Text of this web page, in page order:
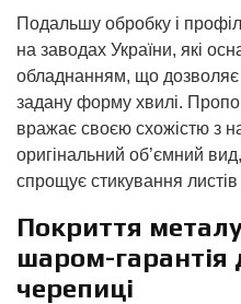
Подальшу обробку і
на заводах України, які
обладнанням, що дозволяє
задану форму хвилі.
вражає своєю схожістю з
оригінальний об’ємний
спрощує стикування листів
Покриття
шаром-гарантія
черепиці